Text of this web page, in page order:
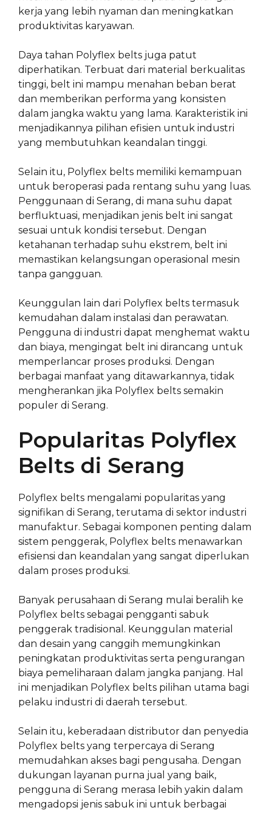
kerja yang lebih nyaman dan meningkatkan
produktivitas karyawan.
Daya tahan Polyflex belts juga patut
diperhatikan. Terbuat dari material berkualitas
tinggi, belt ini mampu menahan beban berat
dan memberikan performa yang konsisten
dalam jangka waktu yang lama. Karakteristik ini
menjadikannya pilihan efisien untuk industri
yang membutuhkan keandalan tinggi.
Selain itu, Polyflex belts memiliki kemampuan
untuk beroperasi pada rentang suhu yang luas.
Penggunaan di Serang, di mana suhu dapat
berfluktuasi, menjadikan jenis belt ini sangat
sesuai untuk kondisi tersebut. Dengan
ketahanan terhadap suhu ekstrem, belt ini
memastikan kelangsungan operasional mesin
tanpa gangguan.
Keunggulan lain dari Polyflex belts termasuk
kemudahan dalam instalasi dan perawatan.
Pengguna di industri dapat menghemat waktu
dan biaya, mengingat belt ini dirancang untuk
memperlancar proses produksi. Dengan
berbagai manfaat yang ditawarkannya, tidak
mengherankan jika Polyflex belts semakin
populer di Serang.
Popularitas Polyflex
Belts di Serang
Polyflex belts mengalami popularitas yang
signifikan di Serang, terutama di sektor industri
manufaktur. Sebagai komponen penting dalam
sistem penggerak, Polyflex belts menawarkan
efisiensi dan keandalan yang sangat diperlukan
dalam proses produksi.
Banyak perusahaan di Serang mulai beralih ke
Polyflex belts sebagai pengganti sabuk
penggerak tradisional. Keunggulan material
dan desain yang canggih memungkinkan
peningkatan produktivitas serta pengurangan
biaya pemeliharaan dalam jangka panjang. Hal
ini menjadikan Polyflex belts pilihan utama bagi
pelaku industri di daerah tersebut.
Selain itu, keberadaan distributor dan penyedia
Polyflex belts yang terpercaya di Serang
memudahkan akses bagi pengusaha. Dengan
dukungan layanan purna jual yang baik,
pengguna di Serang merasa lebih yakin dalam
mengadopsi jenis sabuk ini untuk berbagai